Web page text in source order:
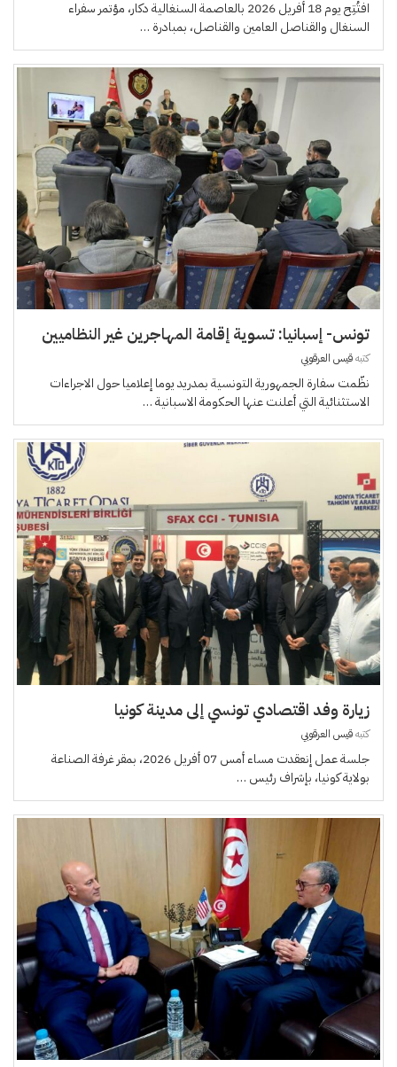
افتُتِح يوم 18 أفريل 2026 بالعاصمة السنغالية دكار، مؤتمر سفراء
السنغال والقناصل العامين والقناصل، بمبادرة …
تونس- إسبانيا: تسوية إقامة المهاجرين غير النظاميين
كتبهقيس العرقوبي
نظّمت سفارة الجمهورية التونسية بمدريد يوما إعلاميا حول الاجراءات
الاستثنائية التي أعلنت عنها الحكومة الاسبانية …
زيارة وفد اقتصادي تونسي إلى مدينة كونيا
كتبهقيس العرقوبي
جلسة عمل إنعقدت مساء أمس 07 أفريل 2026، بمقر غرفة الصناعة
بولاية كونيا، بإشراف رئيس …